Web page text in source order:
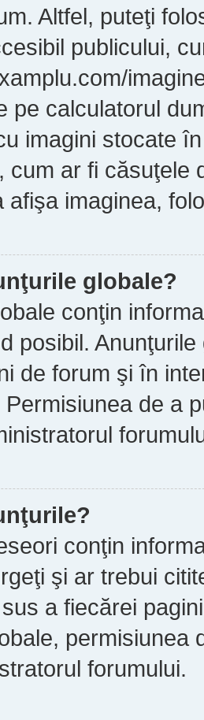
Altfel, puteţi
publicului,
pe calculatorul
imagini stocate
cum ar fi căsuţele
afişa imaginea,
globale?
conţin
posibil.
de forum şi în
Permisiunea de a
conţin
şi ar trebui
a fiecărei
permisiunea
forumului.